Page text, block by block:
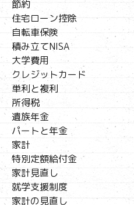
節約
住宅ローン控除
自転車保険
積み立てNISA
大学費用
クレジットカード
単利と複利
所得税
遺族年金
パートと年金
家計
特別定額給付金
家計見直し
就学支援制度
家計の見直し